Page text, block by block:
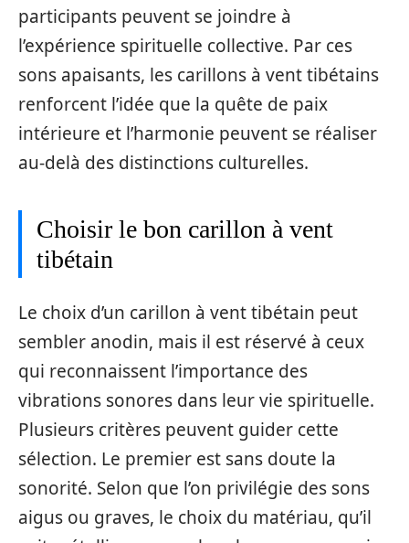
participants peuvent se joindre à
l’expérience spirituelle collective. Par ces
sons apaisants, les carillons à vent tibétains
renforcent l’idée que la quête de paix
intérieure et l’harmonie peuvent se réaliser
au-delà des distinctions culturelles.
Choisir le bon carillon à vent
tibétain
Le choix d’un carillon à vent tibétain peut
sembler anodin, mais il est réservé à ceux
qui reconnaissent l’importance des
vibrations sonores dans leur vie spirituelle.
Plusieurs critères peuvent guider cette
sélection. Le premier est sans doute la
sonorité. Selon que l’on privilégie des sons
aigus ou graves, le choix du matériau, qu’il